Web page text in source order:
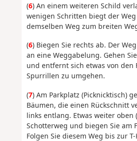
(6) An einem weiteren Schild
wenigen Schritten biegt der
demselben Weg zum breiten
(6) Biegen Sie rechts ab. Der
an eine Weggabelung. Gehen
und entfernt sich etwas von den
Spurrillen zu umgehen.
(7) Am Parkplatz (Picknicktisch)
Bäumen, die einen Rückschnitt
links entlang. Etwas weiter oben
Schotterweg und biegen Sie am
Folgen Sie diesem Weg bis zur